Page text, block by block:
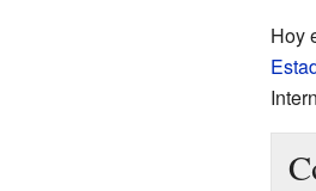
Hoy